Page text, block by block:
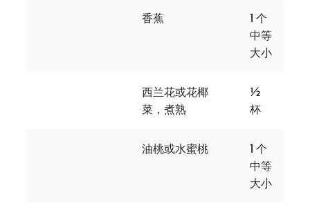
香蕉
1 个
中等
大小
西兰花或花椰
菜，煮熟
½
杯
油桃或水蜜桃
1 个
中等
大小